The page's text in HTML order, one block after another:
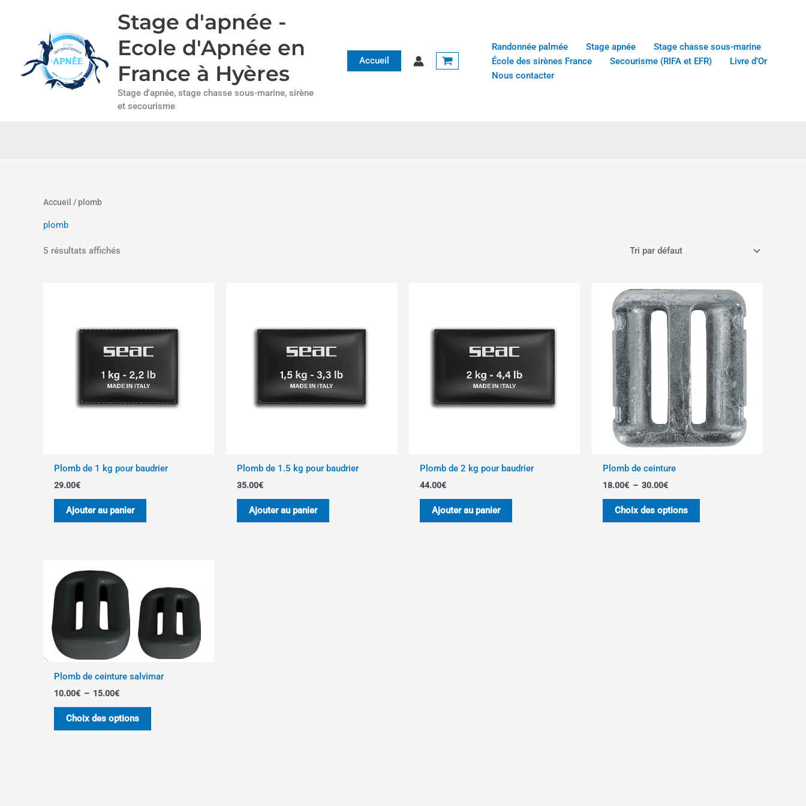
Stage d'apnée -
Ecole d'Apnée en
France à Hyères
Stage d'apnée, stage chasse sous-marine, sirène
et secourisme
Accueil
Randonnée palmée Stage apnée
Stage chasse sous-marine
École des sirènes France
Secourisme (RIFA et EFR)
Livre d’Or
Nous contacter
Accueil / plomb
plomb
5 résultats affichés
Plomb de 1 kg pour baudrier
29.00€
Ajouter au panier
Plomb de 1.5 kg pour baudrier
35.00€
Ajouter au panier
Plomb de 2 kg pour baudrier
44.00€
Ajouter au panier
Plomb de ceinture
18.00€ – 30.00€
Plage
de
prix :
18.00€
à
30.00€
Choix des options
Ce
produit
plusieurs
variations.
Les
options
peuvent
être
choisies
sur
la
Plomb de ceinture salvimar
10.00€ – 15.00€
de
prix :
10.00€
15.00€
Choix des options
a
plusieurs
variations.
Les
être
sur